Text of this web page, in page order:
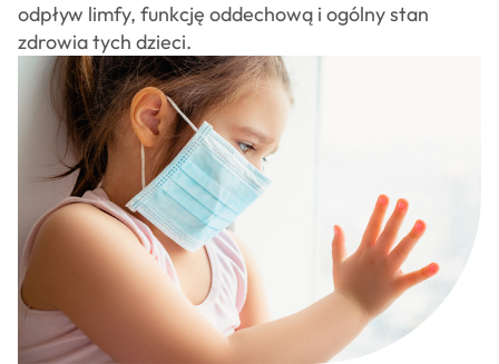
odpływ limfy, funkcję oddechową i ogólny stan
zdrowia tych dzieci.